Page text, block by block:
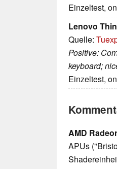
Einzeltest,
Lenovo
Quelle:
Positive:
keyboard;
Einzeltest,
AMD
APUs